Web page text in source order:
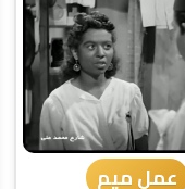
عمل ميم